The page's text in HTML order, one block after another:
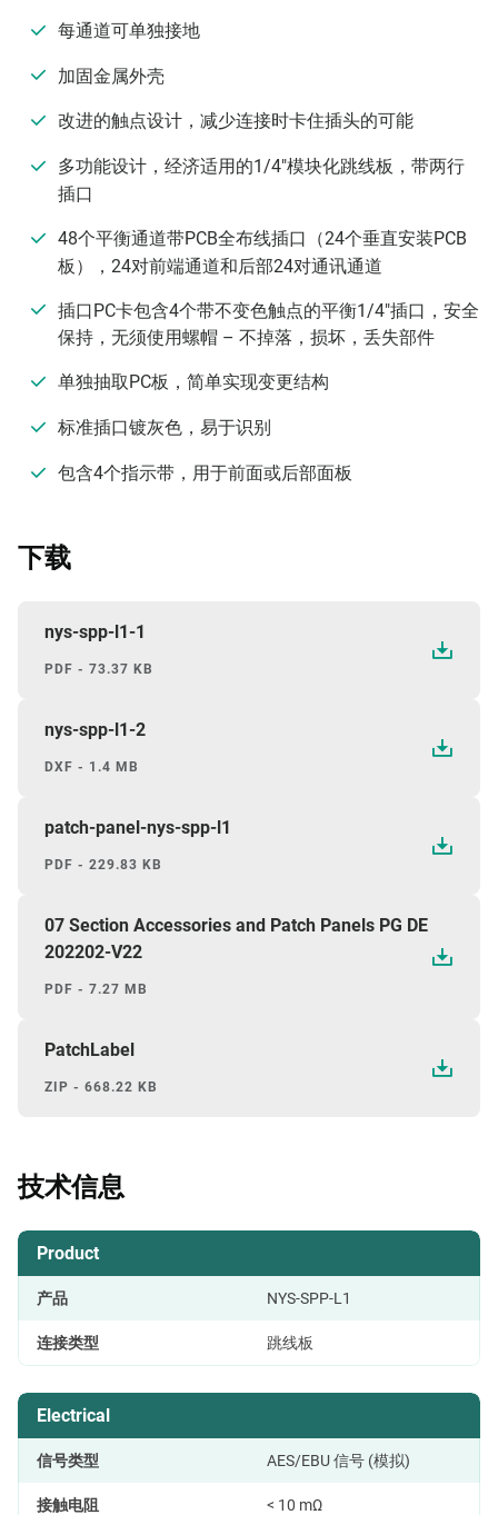
每通道可单独接地
加固金属外壳
改进的触点设计，减少连接时卡住插头的可能
多功能设计，经济适用的1/4"模块化跳线板，带两行
插口
48个平衡通道带PCB全布线插口（24个垂直安装PCB
板），24对前端通道和后部24对通讯通道
插口PC卡包含4个带不变色触点的平衡1/4"插口，安全
保持，无须使用螺帽 – 不掉落，损坏，丢失部件
单独抽取PC板，简单实现变更结构
标准插口镀灰色，易于识别
包含4个指示带，用于前面或后部面板
下载
nys-spp-l1-1
PDF - 73.37 KB
nys-spp-l1-2
DXF - 1.4 MB
patch-panel-nys-spp-l1
PDF - 229.83 KB
07 Section Accessories and Patch Panels PG DE
202202-V22
PDF - 7.27 MB
PatchLabel
ZIP - 668.22 KB
技术信息
Product
产品 NYS-SPP-L1
连接类型 跳线板
Electrical
信号类型 AES/EBU 信号 (模拟)
接触电阻 < 10 mΩ